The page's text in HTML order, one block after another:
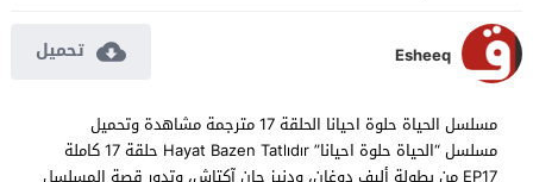
Esheeq تحميل
مسلسل الحياة حلوة احيانا الحلقة 17 مترجمة مشاهدة وتحميل
مسلسل “الحياة حلوة احيانا” Hayat Bazen Tatlıdır حلقة 17 كاملة